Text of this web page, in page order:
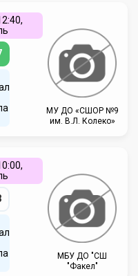
МУ ДО «СШОР №9
им. В.Л. Колеко»
МБУ ДО "СШ
"Факел"